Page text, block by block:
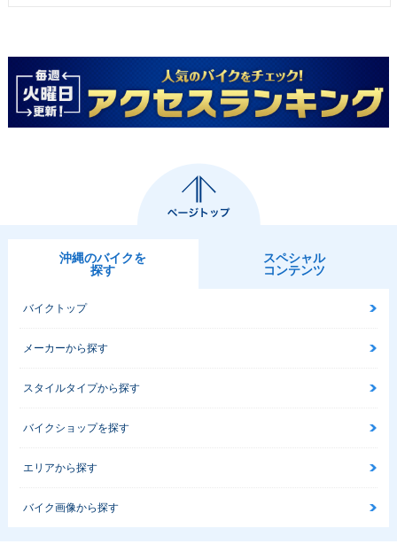
沖縄のバイクを
探す
スペシャル
コンテンツ
バイクトップ
メーカーから探す
スタイルタイプから探す
バイクショップを探す
エリアから探す
バイク画像から探す